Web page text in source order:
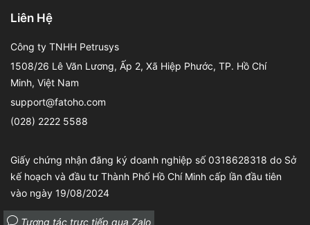
Liên Hệ
Công ty TNHH Petrusys
1508/26 Lê Văn Lương, Ấp 2, Xã Hiệp Phước, TP. Hồ Chí
Minh, Việt Nam
support@fatoho.com
(028) 2222 5588
Giấy chứng nhận đăng ký doanh nghiệp số 0318628318 do Sở
kế hoạch và đầu tư Thành Phố Hồ Chí Minh cấp lần đầu tiên
vào ngày 19/08/2024
Tương tác trực tiếp qua Zalo